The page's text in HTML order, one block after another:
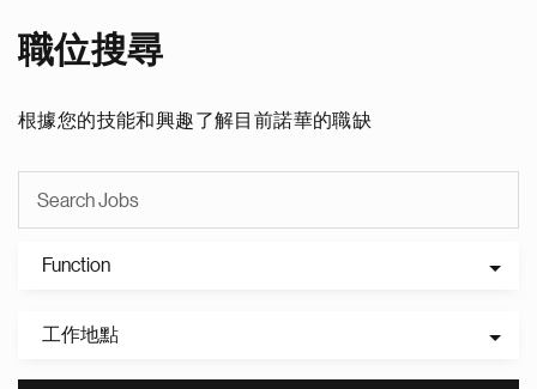
職位搜尋
根據您的技能和興趣了解目前諾華的職缺
Function
工作地點